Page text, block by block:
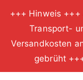
+++ Hinweis
Transport-
Versandkosten
gebrüht